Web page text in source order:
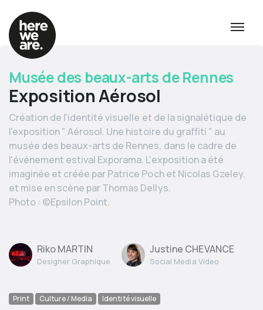
Exposition Aérosol
Musée des beaux-arts de Rennes
Création de l'identité visuelle et de la signalétique de
l'exposition " Aérosol. Une histoire du graffiti " au
musée des beaux-arts de Rennes, dans le cadre de
l'événement estival Exporama. L'exposition a été
imaginée et créée par Patrice Poch et Nicolas Gzeley,
et mise en scène par Thomas Dellys.
Photo : ©Epsilon Point.
Riko MARTIN
Designer Graphique
Justine CHEVANCE
Social Media Video
Print Culture / Media Identité visuelle